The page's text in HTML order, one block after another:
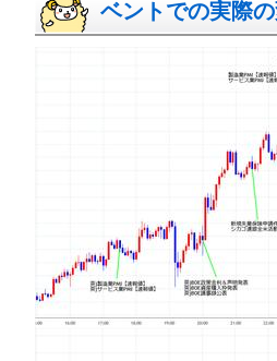
ベントでの実際